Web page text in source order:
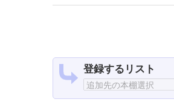
登録するリスト